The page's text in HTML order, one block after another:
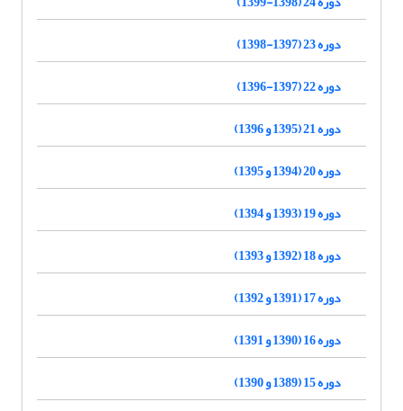
دوره 23 (1397-1398)
دوره 22 (1397-1396)
دوره 21 (1395 و 1396)
دوره 20 (1394 و 1395)
دوره 19 (1393 و 1394)
دوره 18 (1392 و 1393)
دوره 17 (1391 و 1392)
دوره 16 (1390 و 1391)
دوره 15 (1389 و 1390)